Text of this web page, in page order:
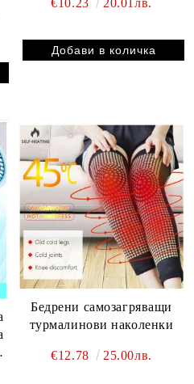
Бедрени самозагряващи
турмалинови наколенки
€12.78 25.00лв.